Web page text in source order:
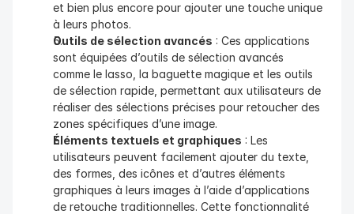
et bien plus encore pour ajouter une touche unique
à leurs photos.
Outils de sélection avancés : Ces applications
sont équipées d’outils de sélection avancés
comme le lasso, la baguette magique et les outils
de sélection rapide, permettant aux utilisateurs de
réaliser des sélections précises pour retoucher des
zones spécifiques d’une image.
Éléments textuels et graphiques : Les
utilisateurs peuvent facilement ajouter du texte,
des formes, des icônes et d’autres éléments
graphiques à leurs images à l’aide d’applications
de retouche traditionnelles. Cette fonctionnalité